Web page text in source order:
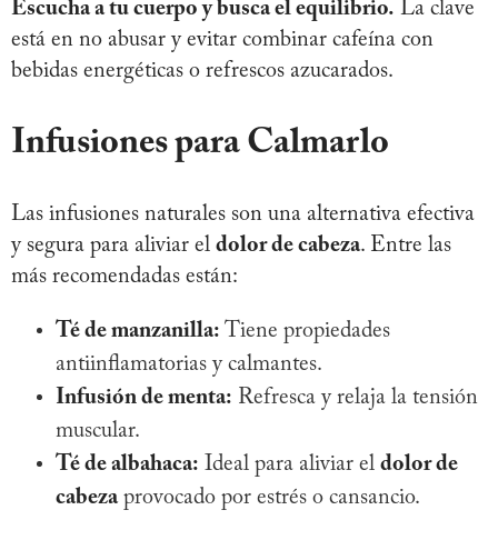
Escucha a tu cuerpo y busca el equilibrio. La clave
está en no abusar y evitar combinar cafeína con
bebidas energéticas o refrescos azucarados.
Infusiones para Calmarlo
Las infusiones naturales son una alternativa efectiva
y segura para aliviar el dolor de cabeza. Entre las
más recomendadas están:
Té de manzanilla: Tiene propiedades
antiinflamatorias y calmantes.
Infusión de menta: Refresca y relaja la tensión
muscular.
Té de albahaca: Ideal para aliviar el dolor de
cabezaprovocado por estrés o cansancio.